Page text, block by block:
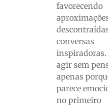
favorecendo
conversas
inspiradoras.
agir sem
apenas
parece
no primeiro